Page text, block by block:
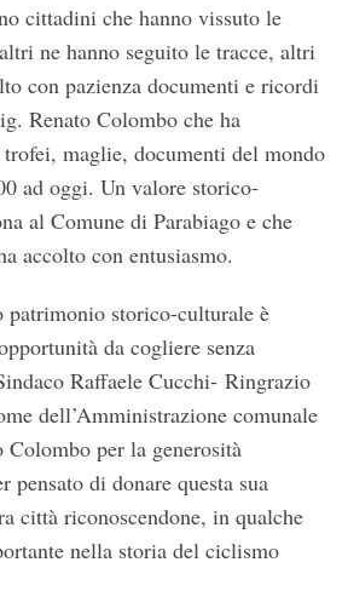
cittadini che hanno vissuto le
ne hanno seguito le tracce, altri
con pazienza documenti e ricordi
Renato Colombo che ha
maglie, documenti del mondo
ad oggi. Un valore storico-
al Comune di Parabiago e che
accolto con entusiasmo.
storico-culturale è
da cogliere senza
Raffaele Cucchi- Ringrazio
dell’Amministrazione comunale
Colombo per la generosità
pensato di donare questa sua
città riconoscendone, in qualche
nella storia del ciclismo